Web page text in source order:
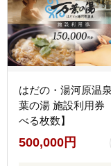
はだの・湯河原温
葉の湯 施設利用券
べる枚数】
500,000円